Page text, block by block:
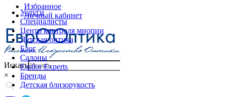
Избранное
Личный кабинет
Искать
×
Услуги
Специалисты
Центр контроля миопии
Детская оптика
Блог
Салоны
Essilor Experts
Бренды
Детская близорукость